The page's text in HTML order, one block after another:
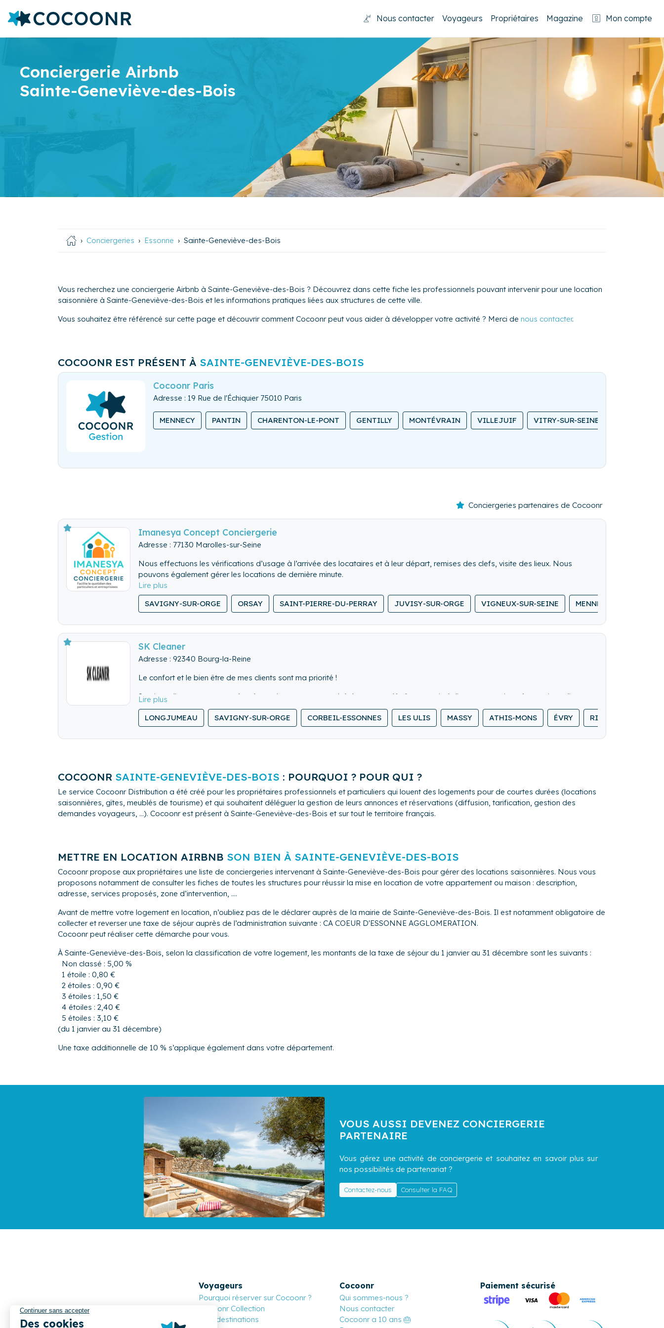
Nous contacter Voyageurs Propriétaires Magazine Mon compte
Conciergerie Airbnb
Sainte-Geneviève-des-Bois
Conciergeries Essonne Sainte-Geneviève-des-Bois
Vous recherchez une conciergerie Airbnb à Sainte-Geneviève-des-Bois ? Découvrez dans cette fiche les professionnels pouvant intervenir pour une location
saisonnière à Sainte-Geneviève-des-Bois et les informations pratiques liées aux structures de cette ville.
Vous souhaitez être référencé sur cette page et découvrir comment Cocoonr peut vous aider à développer votre activité ? Merci de nous contacter.
COCOONR EST PRÉSENT À SAINTE-GENEVIÈVE-DES-BOIS
Cocoonr Paris
Adresse : 19 Rue de l'Échiquier 75010 Paris
MENNECY PANTIN CHARENTON-LE-PONT GENTILLY MONTÉVRAIN VILLEJUIF VITRY-SUR-SEINE
Conciergeries partenaires de Cocoonr
Imanesya Concept Conciergerie
Adresse : 77130 Marolles-sur-Seine
Nous effectuons les vérifications d’usage à l’arrivée des locataires et à leur départ, remises des clefs, visite des lieux. Nous
pouvons également gérer les locations de dernière minute.
Nous nettoyons de fond en comble l’ensemble du logement.
Nous lavons, repassons et rangeons le linge de maison.
SAVIGNY-SUR-ORGE ORSAY SAINT-PIERRE-DU-PERRAY JUVISY-SUR-ORGE VIGNEUX-SUR-SEINE MENNECY
SK Cleaner
Adresse : 92340 Bourg-la-Reine
Le confort et le bien être de mes clients sont ma priorité !
Services divers sont proposés tels que le nettoyage total du logement, dépôt et retrait du linge en pressing, réservations divers
aux services du client, location de matériel a la demande (lit bébé, fer à repasser, sèche-cheveux etc.).
LONGJUMEAU
SAVIGNY-SUR-ORGE CORBEIL-ESSONNES LES ULIS MASSY ATHIS-MONS ÉVRY RIS-ORANGIS
COCOONR SAINTE-GENEVIÈVE-DES-BOIS : POURQUOI ? POUR QUI ?
Le service Cocoonr Distribution a été créé pour les propriétaires professionnels et particuliers qui louent des logements pour de courtes durées (locations
saisonnières, gîtes, meublés de tourisme) et qui souhaitent déléguer la gestion de leurs annonces et réservations (diffusion, tarification, gestion des
demandes voyageurs, ...). Cocoonr est présent à Sainte-Geneviève-des-Bois et sur tout le territoire français.
METTRE EN LOCATION AIRBNB SON BIEN À SAINTE-GENEVIÈVE-DES-BOIS
Cocoonr propose aux propriétaires une liste de conciergeries intervenant à Sainte-Geneviève-des-Bois pour gérer des locations saisonnières. Nous vous
proposons notamment de consulter les fiches de toutes les structures pour réussir la mise en location de votre appartement ou maison : description,
adresse, services proposés, zone d’intervention, ....
Avant de mettre votre logement en location, n’oubliez pas de le déclarer auprès de la mairie de Sainte-Geneviève-des-Bois. Il est notamment obligatoire de
collecter et reverser une taxe de séjour auprès de l’administration suivante : CA COEUR D'ESSONNE AGGLOMERATION.
Cocoonr peut réaliser cette démarche pour vous.
À Sainte-Geneviève-des-Bois, selon la classification de votre logement, les montants de la taxe de séjour du 1 janvier au 31 décembre sont les suivants :
Non classé : 5,00 %
1 étoile : 0,80 €
2 étoiles : 0,90 €
3 étoiles : 1,50 €
4 étoiles : 2,40 €
5 étoiles : 3,10 €
(du 1 janvier au 31 décembre)
Une taxe additionnelle de 10 % s’applique également dans votre département.
VOUS AUSSI DEVENEZ CONCIERGERIE
PARTENAIRE
Vous gérez une activité de conciergerie et souhaitez en savoir plus sur
nos possibilités de partenariat ?
Contactez-nous Consulter la FAQ
Voyageurs
Pourquoi réserver sur Cocoonr ?
Cocoonr Collection
Nos destinations
Cocoonr
Qui sommes-nous ?
Nous contacter
Cocoonr a 10 ans 🎂
Paiement sécurisé